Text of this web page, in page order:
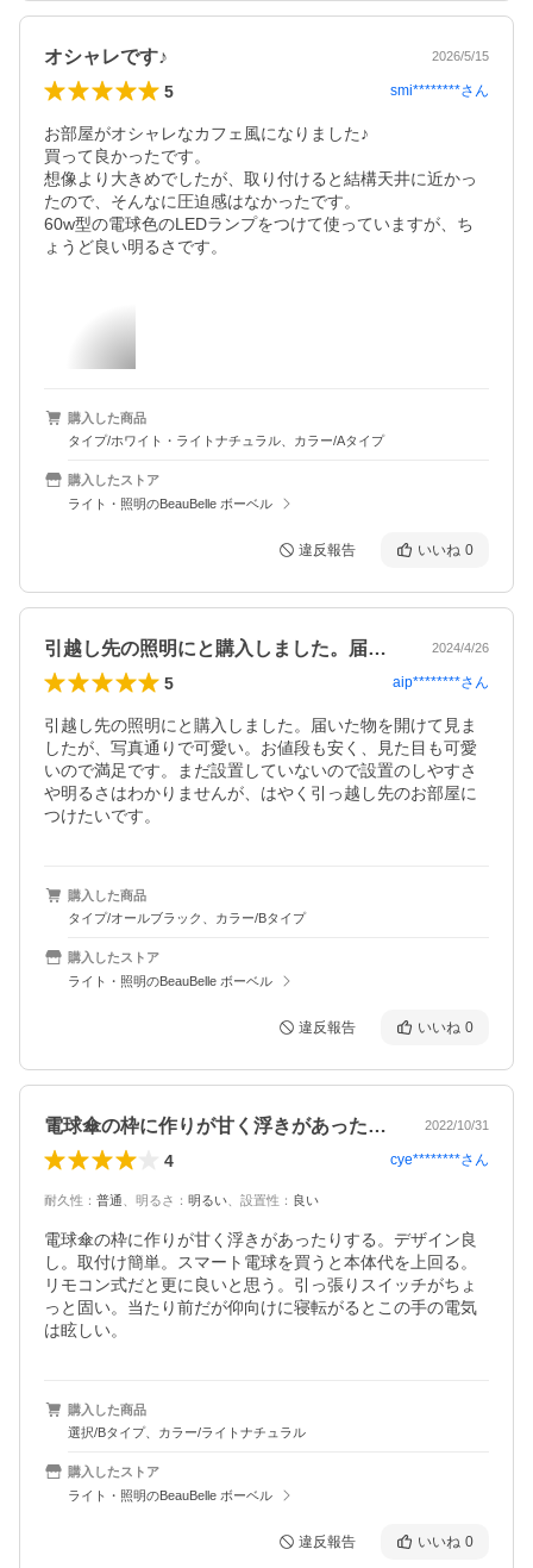
オシャレです♪ 2026/5/15
5 smi********さん
お部屋がオシャレなカフェ風になりました♪
買って良かったです。
想像より大きめでしたが、取り付けると結構天井に近かっ
たので、そんなに圧迫感はなかったです。
60w型の電球色のLEDランプをつけて使っていますが、ち
ょうど良い明るさです。
購入した商品
タイプ/ホワイト・ライトナチュラル、カラー/Aタイプ
購入したストア
ライト・照明のBeauBelle ボーベル
違反報告 いいね 0
引越し先の照明にと購入しました。届いた… 2024/4/26
5 aip********さん
引越し先の照明にと購入しました。届いた物を開けて見ま
したが、写真通りで可愛い。お値段も安く、見た目も可愛
いので満足です。まだ設置していないので設置のしやすさ
や明るさはわかりませんが、はやく引っ越し先のお部屋に
つけたいです。
購入した商品
タイプ/オールブラック、カラー/Bタイプ
購入したストア
ライト・照明のBeauBelle ボーベル
違反報告 いいね 0
電球傘の枠に作りが甘く浮きがあったりす… 2022/10/31
4 cye********さん
耐久性 ： 普通 明るさ ： 明るい 設置性 ： 良い
電球傘の枠に作りが甘く浮きがあったりする。デザイン良
し。取付け簡単。スマート電球を買うと本体代を上回る。
リモコン式だと更に良いと思う。引っ張りスイッチがちょ
っと固い。当たり前だが仰向けに寝転がるとこの手の電気
は眩しい。
購入した商品
選択/Bタイプ、カラー/ライトナチュラル
購入したストア
ライト・照明のBeauBelle ボーベル
違反報告 いいね 0